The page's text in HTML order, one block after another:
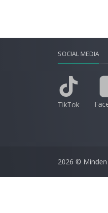
SOCIAL MEDIA
TikTok
2026 ©